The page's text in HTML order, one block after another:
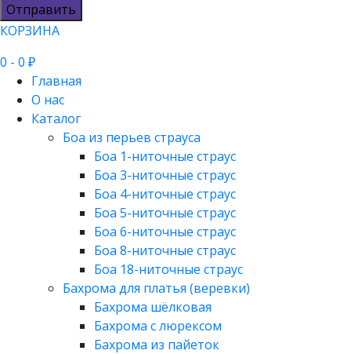
Отправить
КОРЗИНА
0 - 0 ₽
Главная
О нас
Каталог
Боа из перьев страуса
Боа 1-ниточные страус
Боа 3-ниточные страус
Боа 4-ниточные страус
Боа 5-ниточные страус
Боа 6-ниточные страус
Боа 8-ниточные страус
Боа 18-ниточные страус
Бахрома для платья (веревки)
Бахрома шёлковая
Бахрома с люрексом
Бахрома из пайеток